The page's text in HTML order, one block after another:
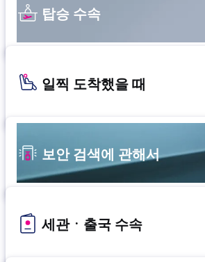
탑승 수속
일찍 도착했을 때
보안 검색에 관해서
세관ㆍ출국 수속